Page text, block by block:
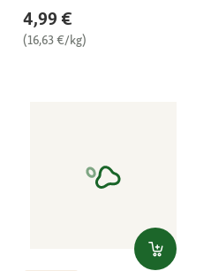
4,99 €
(16,63 €/kg)